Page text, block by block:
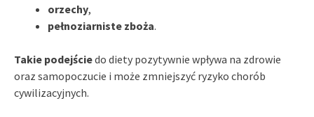
orzechy,
pełnoziarniste zboża.
Takie podejściedo diety pozytywnie wpływa na zdrowie
oraz samopoczucie i może zmniejszyć ryzyko chorób
cywilizacyjnych.